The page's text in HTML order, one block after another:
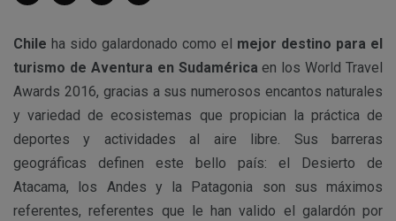
Chile ha sido galardonado como el mejor destino para el
turismo de Aventura en Sudamérica en los World Travel
Awards 2016, gracias a sus numerosos encantos naturales
y variedad de ecosistemas que propician la práctica de
deportes y actividades al aire libre. Sus barreras
geográficas definen este bello país: el Desierto de
Atacama, los Andes y la Patagonia son sus máximos
referentes, referentes que le han valido el galardón por